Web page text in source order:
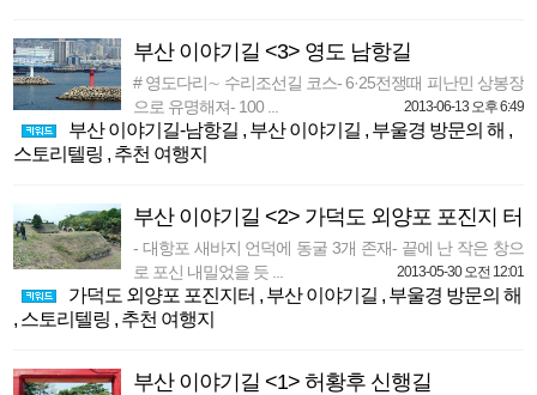
부산 이야기길 <3> 영도 남항길
# 영도다리∼ 수리조선길 코스- 6·25전쟁때 피난민 상봉장
으로 유명해져- 100 ...
2013-06-13 오후 6:49
부산 이야기길-남항길 , 부산 이야기길 , 부울경 방문의 해 ,
스토리텔링 , 추천 여행지
부산 이야기길 <2> 가덕도 외양포 포진지 터
- 대항포 새바지 언덕에 동굴 3개 존재- 끝에 난 작은 창으
로 포신 내밀었을 듯 ...
2013-05-30 오전 12:01
가덕도 외양포 포진지터 , 부산 이야기길 , 부울경 방문의 해
, 스토리텔링 , 추천 여행지
부산 이야기길 <1> 허황후 신행길